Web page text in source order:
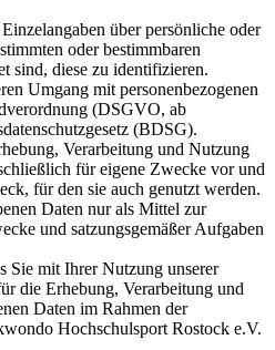
über persönliche oder
oder bestimmbaren
sind, diese zu identifizieren.
Umgang mit personenbezogenen
(DSGVO, ab
(BDSG).
Verarbeitung und Nutzung
für eigene Zwecke vor und
für den sie auch genutzt werden.
Daten nur als Mittel zur
und satzungsgemäßer Aufgaben
Sie mit Ihrer Nutzung unserer
die Erhebung, Verarbeitung und
Daten im Rahmen der
Hochschulsport Rostock e.V.